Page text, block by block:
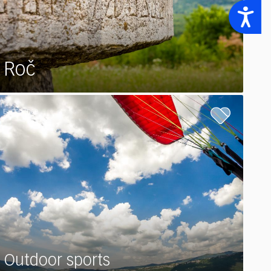
Accessibility
Roč
Experience
Outdoor sports